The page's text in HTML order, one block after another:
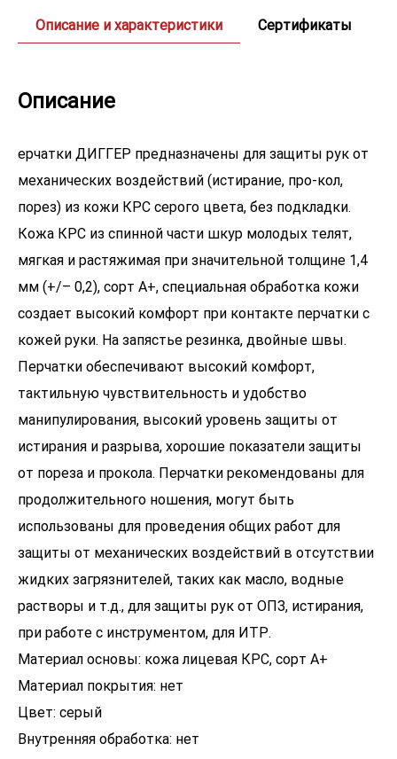
Описание и характеристики Сертификаты
Описание
ерчатки ДИГГЕР предназначены для защиты рук от
механических воздействий (истирание, про-кол,
порез) из кожи КРС серого цвета, без подкладки.
Кожа КРС из спинной части шкур молодых телят,
мягкая и растяжимая при значительной толщине 1,4
мм (+/– 0,2), сорт А+, специальная обработка кожи
создает высокий комфорт при контакте перчатки с
кожей руки. На запястье резинка, двойные швы.
Перчатки обеспечивают высокий комфорт,
тактильную чувствительность и удобство
манипулирования, высокий уровень защиты от
истирания и разрыва, хорошие показатели защиты
от пореза и прокола. Перчатки рекомендованы для
продолжительного ношения, могут быть
использованы для проведения общих работ для
защиты от механических воздействий в отсутствии
жидких загрязнителей, таких как масло, водные
растворы и т.д., для защиты рук от ОПЗ, истирания,
при работе с инструментом, для ИТР.
Материал основы: кожа лицевая КРС, сорт А+
Материал покрытия: нет
Цвет: серый
Внутренняя обработка: нет